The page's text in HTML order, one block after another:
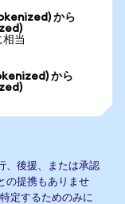
から
当
から
後援、または承認
の提携もありませ
定するためのみに